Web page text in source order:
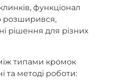
функціонал
розширився,
рішення для різних
типами кромок
та методі роботи: